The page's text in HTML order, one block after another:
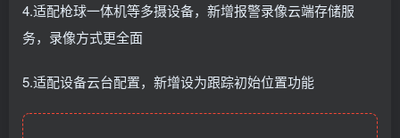
4.适配枪球一体机等多摄设备，新增报警录像云端存储服
务，录像方式更全面
5.适配设备云台配置，新增设为跟踪初始位置功能